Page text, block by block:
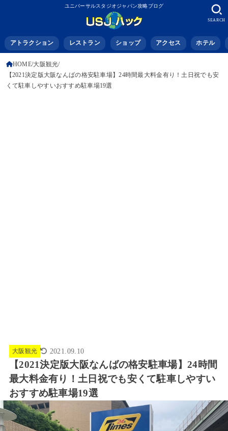
ユニバーサルスタジオジャパン攻略ブログ
アトラクション レストラン ショップ アクセス ホテル
SEARCH
HOME 大阪観光
【2021決定版大阪なんばの格安駐車場】24時間最大料金有り！土日祝でも安
くて駐車しやすいおすすめ駐車場19選
大阪観光 2021.09.10
【2021決定版大阪なんばの格安駐車場】24時間
最大料金有り！土日祝でも安くて駐車しやすい
おすすめ駐車場19選